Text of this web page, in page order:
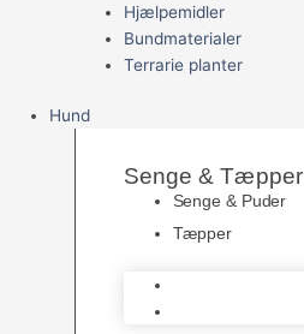
Hjælpemidler
Bundmaterialer
Terrarie planter
Hund
Senge & Tæpper
Senge & Puder
Tæpper